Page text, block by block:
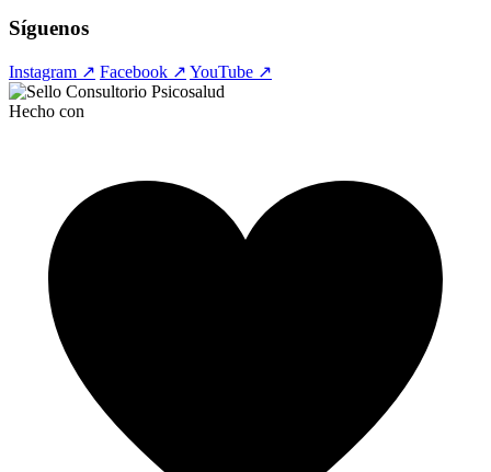
Síguenos
Instagram ↗ Facebook ↗ YouTube ↗
Hecho con